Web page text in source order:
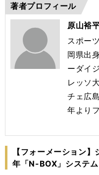
著者プロフィール
原山裕
スポー
岡県出
ーダイ
レッソ
チェ広
年より
【フォーメーション
年「N-BOX」システム